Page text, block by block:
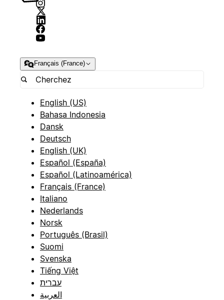
Français (France)
English (US)
Bahasa Indonesia
Dansk
Deutsch
English (UK)
Español (España)
Español (Latinoamérica)
Français (France)
Italiano
Nederlands
Norsk
Português (Brasil)
Suomi
Svenska
Tiếng Việt
עברית
العربية